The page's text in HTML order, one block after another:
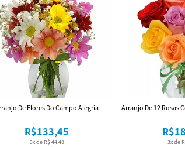
3x de R$ 44,48
R$133,45
De Flores Do Campo Alegria
3x de
Arranjo De 12 Rosas